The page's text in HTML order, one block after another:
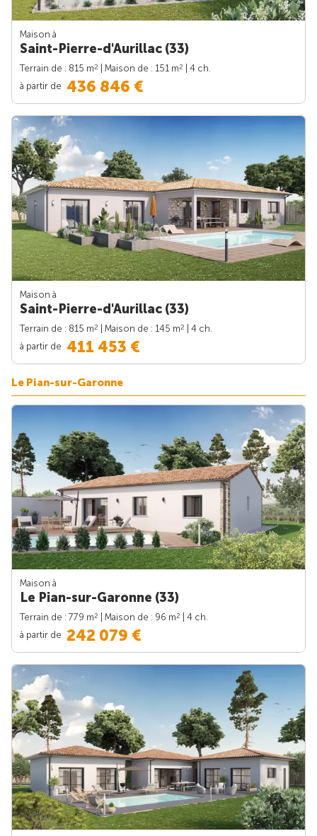
Maison à
Saint-Pierre-d'Aurillac (33)
Terrain de : 815 m2 | Maison de : 151 m2
| 4 ch.
à partir de 436 846 €
Maison à
Saint-Pierre-d'Aurillac (33)
Terrain de : 815 m2 | Maison de : 145 m2
| 4 ch.
à partir de 411 453 €
Le Pian-sur-Garonne
Maison à
Le Pian-sur-Garonne (33)
Terrain de : 779 m2 | Maison de : 96 m2
| 4 ch.
à partir de 242 079 €